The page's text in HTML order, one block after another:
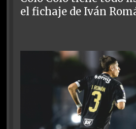
el fichaje de Iván